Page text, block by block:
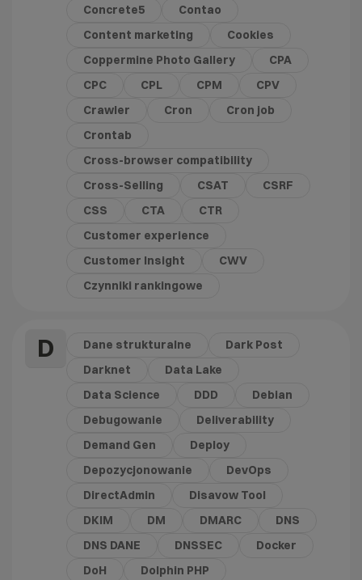
Concrete5
Contao
Content marketing
Cookies
Coppermine Photo Gallery
CPA
CPC
CPL CPM
CPV
Crawler
Cron
Cron job
Crontab
Cross-browser compatibility
Cross-Selling
CSAT
CSRF
CSS
CTA
CTR
Customer experience
Customer Insight
CWV
Czynniki rankingowe
D Dane strukturalne
Dark Post
Darknet
Data Lake
Data Science
DDD
Debian
Debugowanie
Deliverability
Demand Gen
Deploy
Depozycjonowanie
DevOps
DirectAdmin
Disavow Tool
DKIM
DM DMARC
DNS
DNS DANE
DNSSEC
Docker
DoH
Dolphin PHP